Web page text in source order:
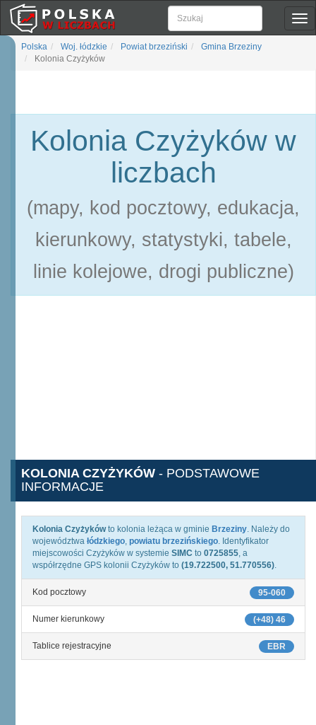
Polska Woj. łódzkie Powiat brzeziński
Gmina Brzeziny
Kolonia Czyżyków
Kolonia Czyżyków w
liczbach
(mapy, kod pocztowy, edukacja,
kierunkowy, statystyki, tabele,
linie kolejowe, drogi publiczne)
KOLONIA CZYŻYKÓW - PODSTAWOWE
INFORMACJE
Kolonia Czyżykówto kolonia leżąca w gminie Brzeziny. Należy do
województwa łódzkiego, powiatu brzezińskiego. Identyfikator
miejscowości Czyżyków w systemie SIMC to 0725855, a
współrzędne GPS kolonii Czyżyków to (19.722500, 51.770556).
95-060
Kod pocztowy
(+48) 46
Numer kierunkowy
EBR
Tablice rejestracyjne